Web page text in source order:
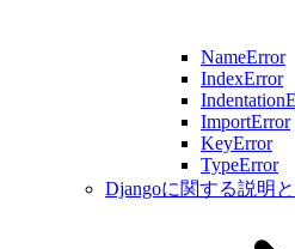
NameError
IndexError
ImportError
KeyError
TypeError
Djangoに関する説明